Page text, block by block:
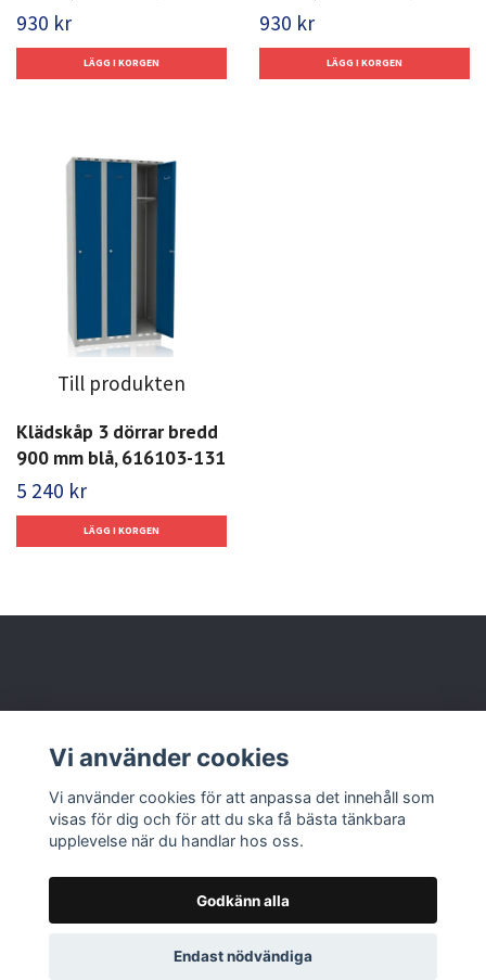
930 kr 930 kr
Till produkten
Klädskåp 3 dörrar bredd
900 mm blå, 616103-131
5 240 kr
Läs mer
© 2026 Nolbox AB
Vi använder cookies
Vi använder cookies för att anpassa det innehåll som
visas för dig och för att du ska få bästa tänkbara
upplevelse när du handlar hos oss.
Godkänn alla
Endast nödvändiga